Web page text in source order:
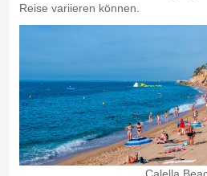
Reise variieren können.